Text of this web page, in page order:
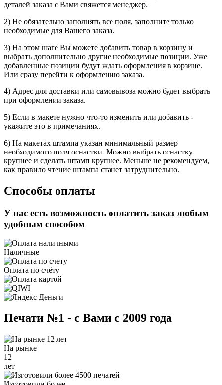
деталей заказа с Вами свяжется менеджер.
2) Не обязательно заполнять все поля, заполните только
необходимые для Вашего заказа.
3) На этом шаге Вы можете добавить товар в корзину и
выбрать дополнительно другие необходимые позиции. Уже
добавленные позиции будут ждать оформления в корзине.
Или сразу перейти к оформлению заказа.
4) Адрес для доставки или самовывоза можно будет выбрать
при оформлении заказа.
5) Если в макете нужно что-то изменить или добавить -
укажите это в примечаниях.
6) На макетах штампа указан минимальный размер
необходимого поля оснастки. Можно выбрать оснастку
крупнее и сделать штамп крупнее. Меньше не рекомендуем,
как правило чтение штампа станет затруднительно.
Способы оплаты
У нас есть возможность оплатить заказ любым
удобным способом
Наличные
Оплата по счёту
Печати №1 - с Вами с 2009 года
На рынке
12
лет